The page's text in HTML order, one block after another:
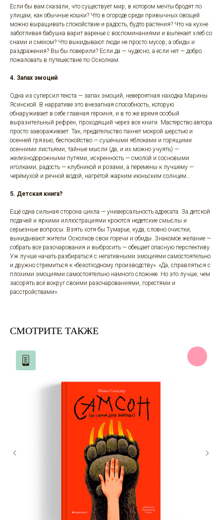
Если бы вам сказали, что существует мир, в котором мечты бродят по
улицам, как обычные кошки? Что в огороде среди привычных овощей
можно выращивать спокойствие и радость, будто растения? Что на кухне
заботливая бабушка варит варенье с воспоминаниями и выпекает хлеб со
снами и смехом? Что выкидывают люди не просто мусор, а обиды и
раздражения? Вы бы поверили? Если да — чудесно, а если нет — добро
пожаловать в путешествие по Осколкам.
4. Запах эмоций
Одна из суперсил текста — запах эмоций, невероятная находка Марины
Ясинской. В нарративе это внезапная способность, которую
обнаруживает в себе главная героиня, и в то же время особый
выразительный рефрен, проходящий через все книги. Мастерство автора
просто завораживает. Так, предательство пахнет мокрой шерстью и
осенней грязью, беспокойство — сушёными яблоками и горящими
осенними листьями, тайные мысли (да, и их можно учуять) —
железнодорожными путями, искренность — смолой и сосновыми
иголками, радость — клубникой и розами, а перемены к лучшему —
черёмухой и речной водой, нагретой жарким июньским солнцем…
5. Детская книга?
Ещё одна сильная сторона цикла — универсальность адресата. За детской
подачей и яркими иллюстрациями кроются недетские смыслы и
серьезные вопросы. Взять хотя бы Тумарье, куда, словно очистки,
выкидывают жители Осколков свои горечи и обиды. Знакомое желание —
собрать все разочарования и выбросить — обещает опасную перспективу.
Уж лучше начать разбираться с негативными эмоциями самостоятельно
и дружно стремиться к «безотходному производству». «Да, справляться с
плохими эмоциями самостоятельно намного сложнее. Но это лучше, чем
засорять всё вокруг своими разочарованиями, горестями и
расстройствами».
CМОТРИТЕ ТАКЖЕ